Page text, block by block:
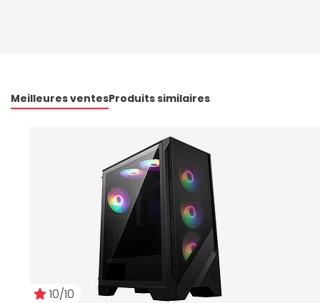
Meilleures ventesProduits similaires
10/10